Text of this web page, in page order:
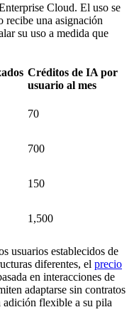
Cloud. El uso se
una asignación
su uso a medida que
Créditos de IA por
usuario al mes
70
700
150
1,500
usuarios establecidos de
diferentes, el precio
en interacciones de
adaptarse sin contratos
adición flexible a su pila